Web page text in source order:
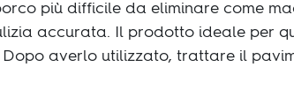
più difficile da eliminare come
accurata. Il prodotto ideale per
averlo utilizzato, trattare il